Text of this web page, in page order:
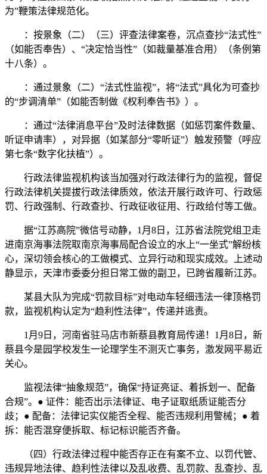
为”鞭策法律规范化。
：按景象（二）（三）评查法律案卷，沉点查抄“法式性”
（如能否奉告）、“决定恰当性”（如裁量基准合用）（条例第
十八条）。
：通过景象（二）“法式性监视”，将“法式”具化为可查抄
的“步调清单”（如能否制做《权利奉告书》）。
：通过“法律消息平台”及时法律数据（如惩罚案件数量、
听证申请率），对异据（如某部分“零听证”）触发预警（呼应
第七条“数字化扶植”）。
行政法律监视机构该当加强对行政法律行为的监视，督促
行政法律机关提拔行政法律质效，依法开展行政许可、行政惩
罚、行政强制、行政查抄、行政征收征用、行政给付等工做。
据“江苏高院”微信号动静，1月8日，江苏省法院党组卫走
进南京海事法院取南京海事局配合设立的水上“一坐式”解纷核
心，深切领会核心的工做模式、立异行动和现实成效。上述动
静显示，天津市委委分担日常工做的副卫，已跨省履新江苏。
某县大队为完成“罚款目标”对电动车轻细违法一律顶格罚
款，监视机构认定为“趋利性法律”，传递并逃责。
1月9日，河南省驻马店市新蔡县教育局传递！1月8日，新
蔡县今是园学校发生一论理学生不测灭亡事务，激发网平易近
关心。
监视法律“抽象规范”，确保“持证亮证、着拆划一、配备
合规”。● 证件：能否出示法律证、电子证取纸质证能否分
歧；● 配备：法律记实仪能否全程、能否违规利用警械；● 着
拆：能否混穿便拆取、标记标识能否齐备。
（四）行政法律过程中能否存正在有案不立、以罚代管、
违规异地法律、趋利性法律以及乱收费、乱罚款、乱查抄、乱